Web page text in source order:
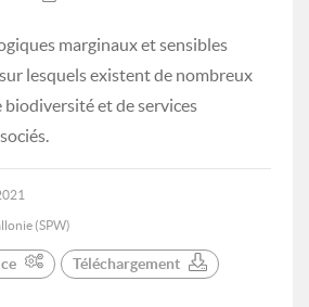
marginaux et sensibles
lesquels existent de nombreux
biodiversité et de services
(SPW)
Téléchargement